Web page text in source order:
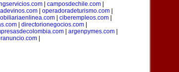
| camposdechile.com|
operadoradeturismo.com
| ciberempleos.com|
directorionegocios.com
argenpymes.com
|